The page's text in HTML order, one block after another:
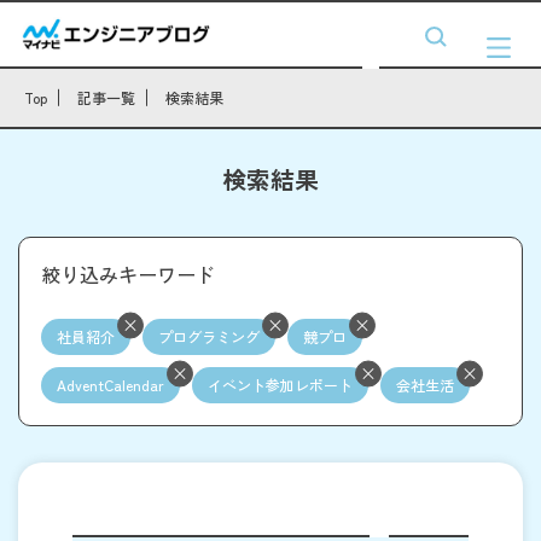
Top 記事一覧 検索結果
検索結果
絞り込みキーワード
社員紹介 プログラミング 競プロ
AdventCalendar イベント参加レポート 会社生活